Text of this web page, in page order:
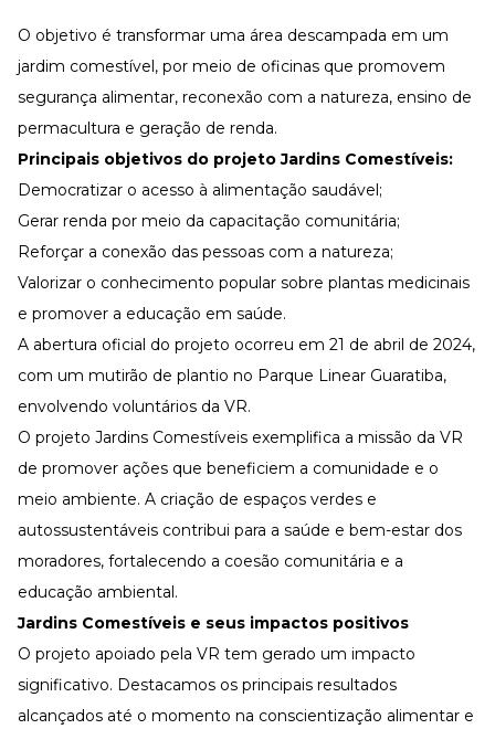
O objetivo é transformar uma área descampada em um
jardim comestível, por meio de oficinas que promovem
segurança alimentar, reconexão com a natureza, ensino de
permacultura e geração de renda.
Principais objetivos do projeto Jardins Comestíveis:
Democratizar o acesso à alimentação saudável;
Gerar renda por meio da capacitação comunitária;
Reforçar a conexão das pessoas com a natureza;
Valorizar o conhecimento popular sobre plantas medicinais
e promover a educação em saúde.
A abertura oficial do projeto ocorreu em 21 de abril de 2024,
com um mutirão de plantio no Parque Linear Guaratiba,
envolvendo voluntários da VR.
O projeto Jardins Comestíveis exemplifica a missão da VR
de promover ações que beneficiem a comunidade e o
meio ambiente. A criação de espaços verdes e
autossustentáveis contribui para a saúde e bem-estar dos
moradores, fortalecendo a coesão comunitária e a
educação ambiental.
Jardins Comestíveis e seus impactos positivos
O projeto apoiado pela VR tem gerado um impacto
significativo. Destacamos os principais resultados
alcançados até o momento na conscientização alimentar e